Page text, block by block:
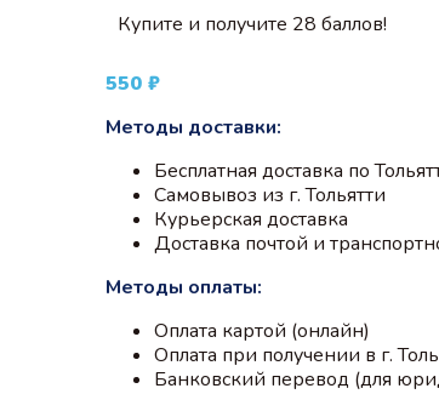
Купите и получите 28 баллов!
550 ₽
Методы доставки:
Бесплатная доставка по
Самовывоз из г. Тольятти
Курьерская доставка
Доставка почтой и
Методы оплаты:
Оплата картой (онлайн)
Оплата при получении в г.
Банковский перевод (для